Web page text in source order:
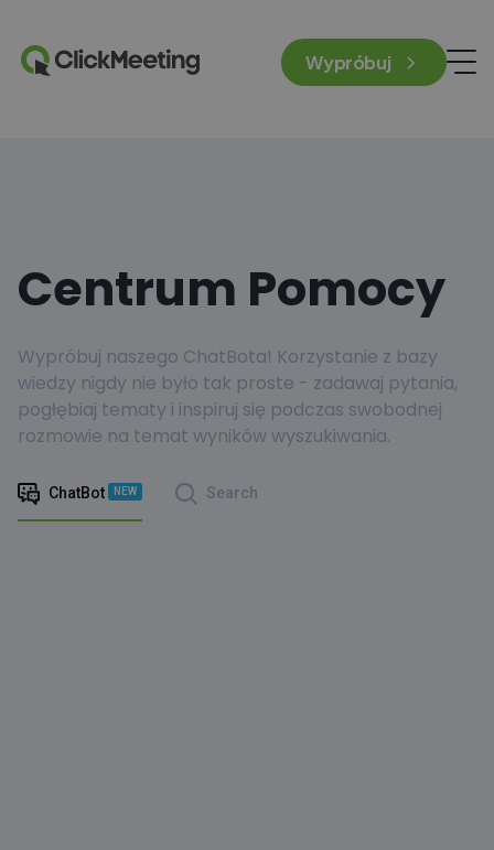
Wypróbuj
Centrum Pomocy
Wypróbuj naszego ChatBota! Korzystanie z bazy
wiedzy nigdy nie było tak proste - zadawaj pytania,
pogłębiaj tematy i inspiruj się podczas swobodnej
rozmowie na temat wyników wyszukiwania.
ChatBot NEW Search